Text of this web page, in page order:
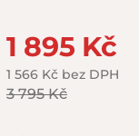
1 895 Kč
1 566 Kč bez DPH
3 795 Kč